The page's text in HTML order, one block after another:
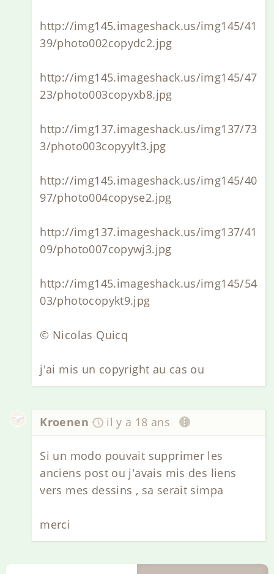
http://img145.imageshack.us/img145/41
39/photo002copydc2.jpg
http://img145.imageshack.us/img145/47
23/photo003copyxb8.jpg
http://img137.imageshack.us/img137/73
3/photo003copyylt3.jpg
http://img145.imageshack.us/img145/40
97/photo004copyse2.jpg
http://img137.imageshack.us/img137/41
09/photo007copywj3.jpg
http://img145.imageshack.us/img145/54
03/photocopykt9.jpg
© Nicolas Quicq
j'ai mis un copyright au cas ou
Kroenen il y a 18 ans
Si un modo pouvait supprimer les
anciens post ou j'avais mis des liens
vers mes dessins , sa serait simpa
merci